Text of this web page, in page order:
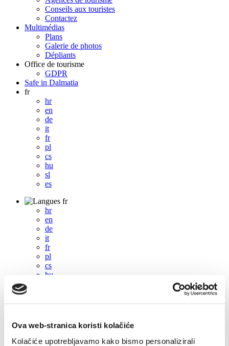
Ova web-stranica koristi kolačiće
Kolačiće upotrebljavamo kako bismo personalizirali
Conseils aux touristes
Contactez
Multimédias
Plans
Galerie de photos
Dépliants
Office de tourisme
GDPR
Safe in Dalmatia
fr
hr
en
de
it
fr
pl
cs
hu
sl
es
fr
hr
en
de
it
fr
pl
cs
hu
+385 21 227 933
info@kastela-info.hr
Villa Nika, Kamberovo šetalište 30, 21216 Kaštel Stari, Hrvatska